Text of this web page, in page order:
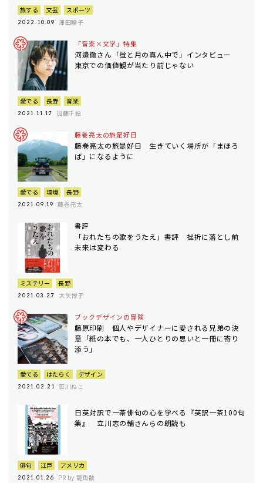
旅する 文芸 スポーツ
2022.10.09 澤田瞳子
「音楽×文学」特集
河邉徹さん「蛍と月の真ん中で」インタビュー
東京での価値観が当たり前じゃない
愛でる 長野 音楽
2021.11.17 加藤千絵
藤巻亮太の旅是好日
藤巻亮太の旅是好日 生きていく場所が「まほろ
ば」になるように
愛でる 環境 長野
2021.09.19 藤巻亮太
書評
「おれたちの歌をうたえ」書評 挫折に落とし前
未来は変わる
ミステリー 長野
2021.03.27 大矢博子
ブックデザインの冒険
藤原印刷 個人やデザイナーに愛される兄弟の決
意「紙の本でも、一人ひとりの思いと一冊に寄り
添う」
愛でる はたらく デザイン
2021.02.21 笹川ねこ
日英対訳で一茶俳句の心を学べる『英訳一茶100句
集』 立川志の輔さんらの朗読も
俳句 江戸 アメリカ
2021.01.26 PR by 龍角散